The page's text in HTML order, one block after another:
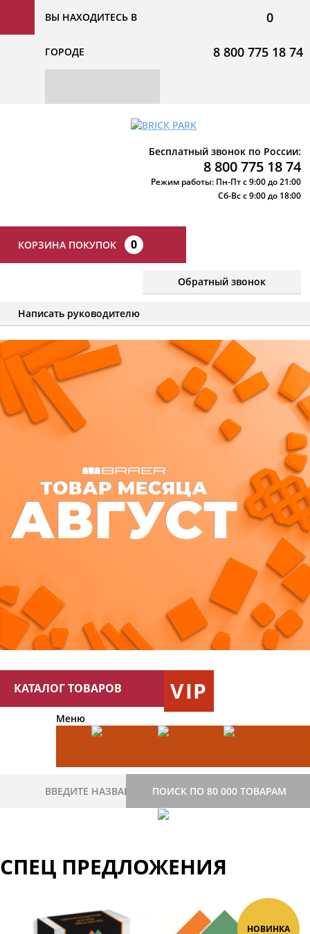
ВЫ НАХОДИТЕСЬ В
ГОРОДЕ
0
8 800 775 18 74
Бесплатный звонок по России:
8 800 775 18 74
Режим работы: Пн-Пт с 9:00 до 21:00
Сб-Вс с 9:00 до 18:00
КОРЗИНА ПОКУПОК 0
Обратный звонок
Написать руководителю
КАТАЛОГ ТОВАРОВ VIP
Меню
ПОИСК ПО 80 000 ТОВАРАМ
СПЕЦ ПРЕДЛОЖЕНИЯ
НОВИНКА